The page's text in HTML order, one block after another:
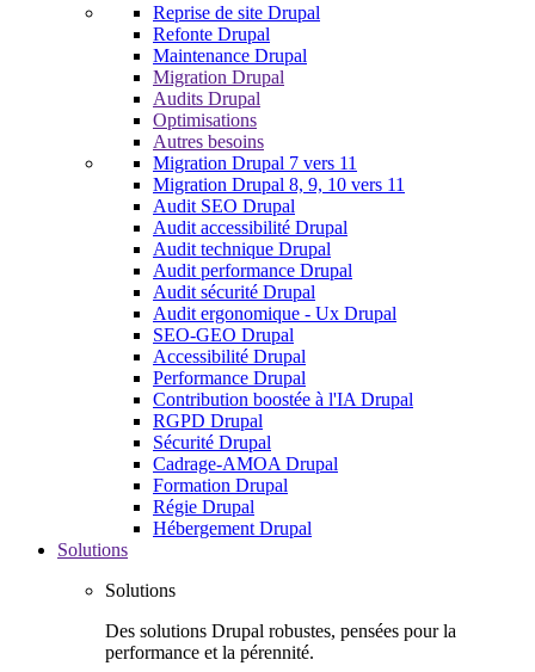
Reprise de site Drupal
Refonte Drupal
Maintenance Drupal
Migration Drupal
Audits Drupal
Optimisations
Autres besoins
Migration Drupal 7 vers 11
Migration Drupal 8, 9, 10 vers 11
Audit SEO Drupal
Audit accessibilité Drupal
Audit technique Drupal
Audit performance Drupal
Audit sécurité Drupal
Audit ergonomique - Ux Drupal
SEO-GEO Drupal
Accessibilité Drupal
Performance Drupal
Contribution boostée à l'IA Drupal
RGPD Drupal
Sécurité Drupal
Cadrage-AMOA Drupal
Formation Drupal
Régie Drupal
Hébergement Drupal
Solutions
Solutions
Des solutions Drupal robustes, pensées pour la
performance et la pérennité.